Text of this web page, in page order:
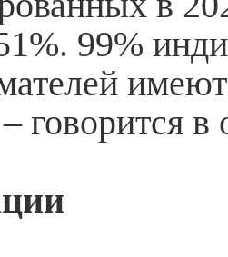
99%
говорится в